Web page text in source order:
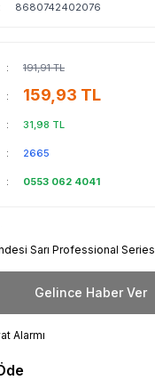
8680742402076
: 191,91TL
: 159,93 TL
: 31,98 TL
: 2665
: 0553 062 4041
Sarı Professional Series
Gelince Haber Ver
Alarmı